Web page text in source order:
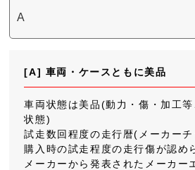
[A] 車両・ケースともに美品
車両状態は美品(動力・傷・加工
状態)
試走数回程度の走行暦(メーカー
購入時の試走程度の走行傷が認め
メーカーから発表されたメーカー